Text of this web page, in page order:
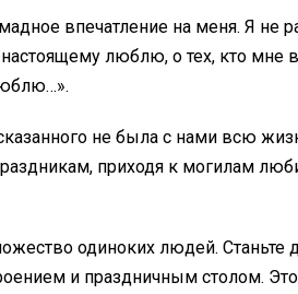
впечатление на меня. Я не
люблю, о тех, кто мне
не была с нами всю
приходя к могилам
одиноких людей. Станьте
и праздничным столом.